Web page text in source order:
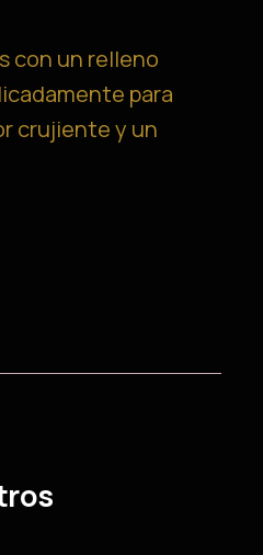
con un relleno
para
crujiente y un